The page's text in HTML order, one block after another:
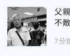
父
不
7分